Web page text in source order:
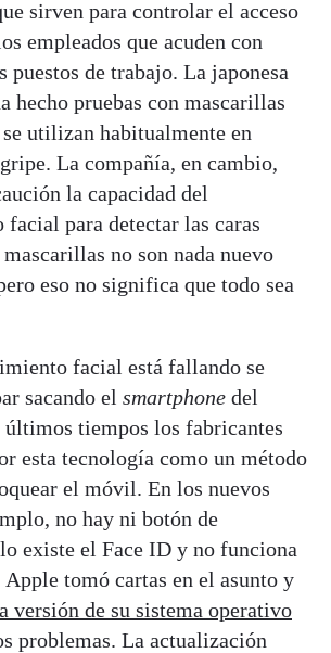
sirven para controlar el acceso
empleados que acuden con
puestos de trabajo. La japonesa
hecho pruebas con mascarillas
utilizan habitualmente en
La compañía, en cambio,
la capacidad del
para detectar las caras
no son nada nuevo
eso no significa que todo sea
facial está fallando se
sacando el smartphone del
tiempos los fabricantes
esta tecnología como un método
el móvil. En los nuevos
no hay ni botón de
existe el Face ID y no funciona
tomó cartas en el asunto y
versión de su sistema operativo
problemas. La actualización